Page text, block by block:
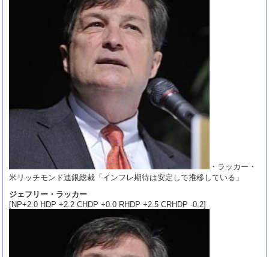
・ラッカー・
米リッチモンド連銀総裁「インフレ期待は安定して推移している」
ジェフリー・ラッカー
[NP+2.0 HDP +2.2 CHDP +0.0 RHDP +2.5 CRHDP -0.2]